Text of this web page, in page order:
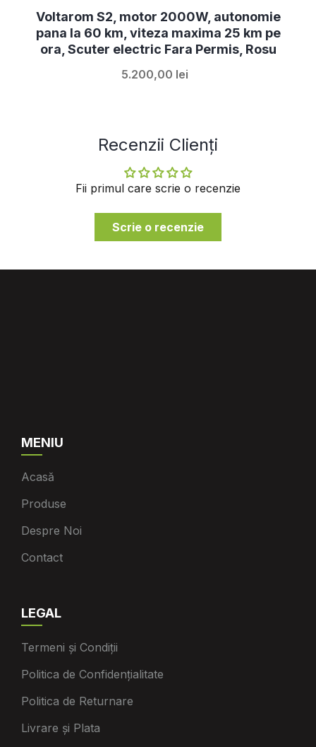
Voltarom S2, motor 2000W, autonomie
pana la 60 km, viteza maxima 25 km pe
ora, Scuter electric Fara Permis, Rosu
5.200,00 lei
Recenzii Clienți
Fii primul care scrie o recenzie
Scrie o recenzie
MENIU
Acasă
Produse
Despre Noi
Contact
LEGAL
Termeni și Condiții
Politica de Confidențialitate
Politica de Returnare
Livrare și Plata